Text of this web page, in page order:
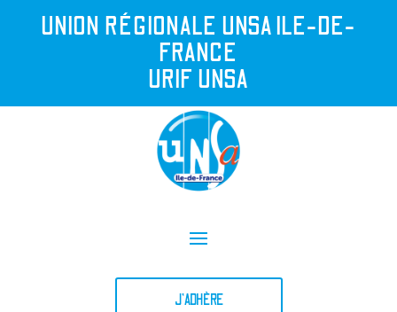
UNION RÉGIONALE UNSA ILE-DE-
FRANCE
URIF UNSA
J'ADHÈRE